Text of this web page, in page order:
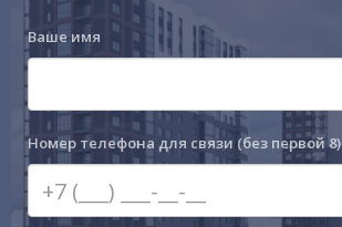
Ваше имя
Номер телефона для связи (без первой 8)